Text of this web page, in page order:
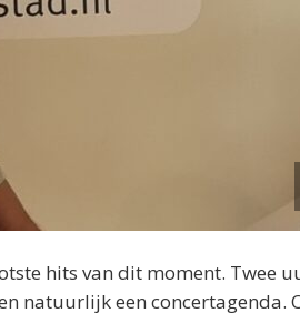
hits van dit moment. Twee
natuurlijk een concertagenda.